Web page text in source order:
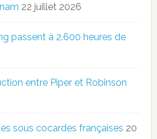
22 juillet 2026
passent à 2.600 heures de
entre Piper et Robinson
sous cocardes françaises 20